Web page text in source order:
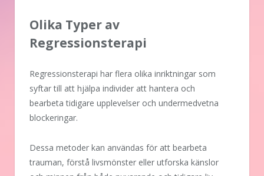
Olika Typer av
Regressionsterapi
Regressionsterapi har flera olika inriktningar som
syftar till att hjälpa individer att hantera och
bearbeta tidigare upplevelser och undermedvetna
blockeringar.
Dessa metoder kan användas för att bearbeta
trauman, förstå livsmönster eller utforska känslor